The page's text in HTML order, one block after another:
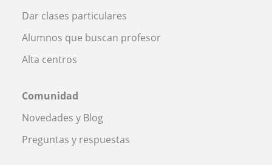
Dar clases particulares
Alumnos que buscan profesor
Alta centros
Comunidad
Novedades y Blog
Preguntas y respuestas